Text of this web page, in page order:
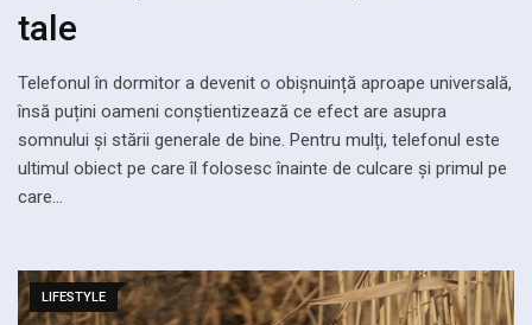
tale
Telefonul în dormitor a devenit o obișnuință aproape universală,
însă puțini oameni conștientizează ce efect are asupra
somnului și stării generale de bine. Pentru mulți, telefonul este
ultimul obiect pe care îl folosesc înainte de culcare și primul pe
care…
LIFESTYLE